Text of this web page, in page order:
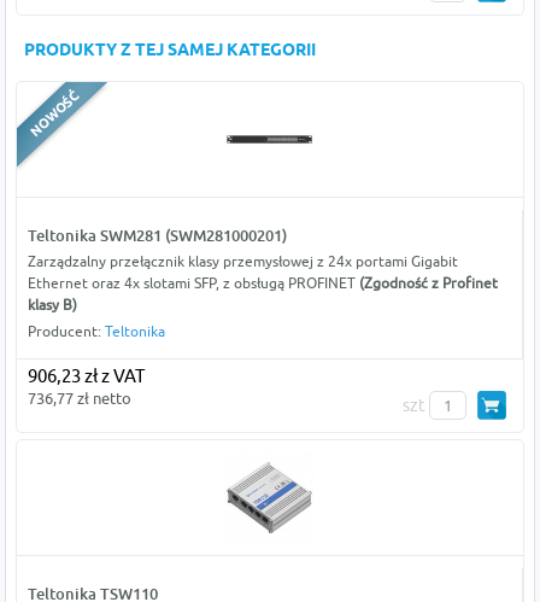
PRODUKTY Z TEJ SAMEJ KATEGORII
Teltonika SWM281 (SWM281000201)
Zarządzalny przełącznik klasy przemysłowej z 24x portami Gigabit
Ethernet oraz 4x slotami SFP, z obsługą PROFINET (Zgodność z Profinet
klasy B)
Producent: Teltonika
906,23 zł z VAT
736,77 zł netto szt
Teltonika TSW110